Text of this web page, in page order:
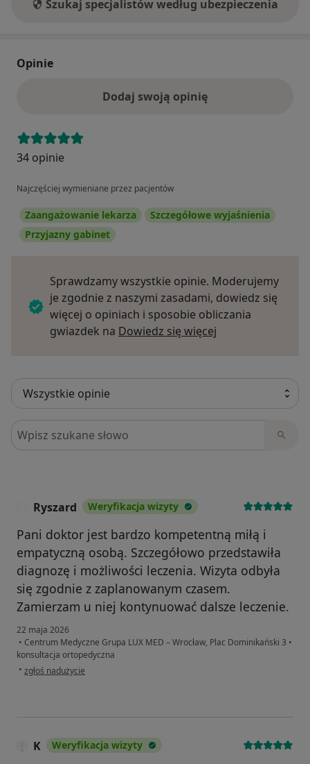
Szukaj specjalistów według ubezpieczenia
Opinie
Dodaj swoją opinię
34 opinie
Najczęściej wymieniane przez pacjentów
Zaangażowanie lekarza
Szczegółowe wyjaśnienia
Przyjazny gabinet
Sprawdzamy wszystkie opinie. Moderujemy
je zgodnie z naszymi zasadami, dowiedz się
więcej o opiniach i sposobie obliczania
gwiazdek na Dowiedz się więcej
Szukaj w opiniach
Ryszard Weryfikacja wizyty
Pani doktor jest bardzo kompetentną miłą i
empatyczną osobą. Szczegółowo przedstawiła
diagnozę i możliwości leczenia. Wizyta odbyła
się zgodnie z zaplanowanym czasem.
Zamierzam u niej kontynuować dalsze leczenie.
22 maja 2026
• Centrum Medyczne Grupa LUX MED – Wrocław, Plac Dominikański 3 •
konsultacja ortopedyczna
• w opinii użytkownika Ryszard
zgłoś nadużycie
K Weryfikacja wizyty